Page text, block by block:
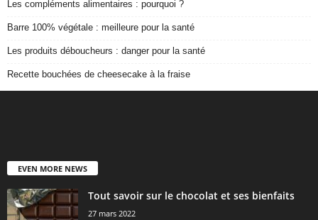
Les compléments alimentaires : pourquoi ?
Barre 100% végétale : meilleure pour la santé
Les produits déboucheurs : danger pour la santé
Recette bouchées de cheesecake à la fraise
EVEN MORE NEWS
Tout savoir sur le chocolat et ses bienfaits
27 mars 2022